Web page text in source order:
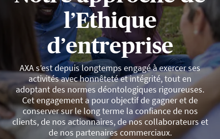
l’Ethique
d’entreprise
AXA s’est depuis longtemps engagé à exercer ses
activités avec honnêteté et intégrité, tout en
adoptant des normes déontologiques rigoureuses.
Cet engagement a pour objectif de gagner et de
conserver sur le long terme la confiance de nos
clients, de nos actionnaires, de nos collaborateurs et
de nos partenaires commerciaux.